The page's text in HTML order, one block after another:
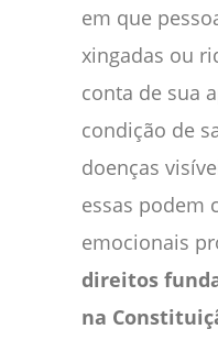
em que
xingadas ou
conta de sua
condição de
doenças
essas podem
emocionais
direitos
na